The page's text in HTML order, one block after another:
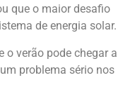
que o maior desafio
de energia solar.
o verão pode chegar a
problema sério nos